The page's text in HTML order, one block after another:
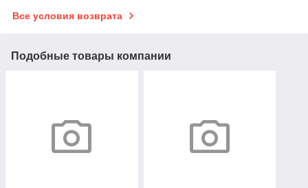
Все условия возврата
Подобные товары компании